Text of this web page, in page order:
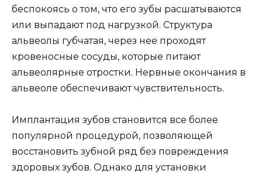
беспокоясь о том, что его зубы расшатываются
или выпадают под нагрузкой. Структура
альвеолы губчатая, через нее проходят
кровеносные сосуды, которые питают
альвеолярные отростки. Нервные окончания в
альвеоле обеспечивают чувствительность.
Имплантация зубов становится все более
популярной процедурой, позволяющей
восстановить зубной ряд без повреждения
здоровых зубов. Однако для установки